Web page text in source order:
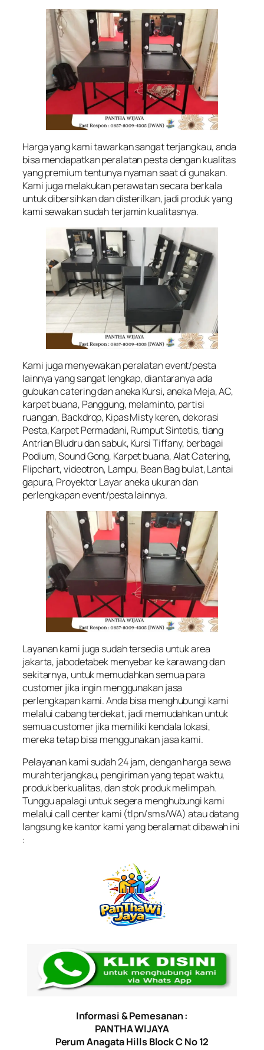
Harga yang kami tawarkan sangat terjangkau, anda
bisa mendapatkan peralatan pesta dengan kualitas
yang premium tentunya nyaman saat di gunakan.
Kami juga melakukan perawatan secara berkala
untuk dibersihkan dan disterilkan, jadi produk yang
kami sewakan sudah terjamin kualitasnya.
Kami juga menyewakan peralatan event/pesta
lainnya yang sangat lengkap, diantaranya ada
gubukan catering dan aneka Kursi, aneka Meja, AC,
karpet buana, Panggung, melaminto, partisi
ruangan, Backdrop, Kipas Misty keren, dekorasi
Pesta, Karpet Permadani, Rumput Sintetis, tiang
Antrian Bludru dan sabuk, Kursi Tiffany, berbagai
Podium, Sound Gong, Karpet buana, Alat Catering,
Flipchart, videotron, Lampu, Bean Bag bulat, Lantai
gapura, Proyektor Layar aneka ukuran dan
perlengkapan event/pesta lainnya.
Layanan kami juga sudah tersedia untuk area
jakarta, jabodetabek menyebar ke karawang dan
sekitarnya, untuk memudahkan semua para
customer jika ingin menggunakan jasa
perlengkapan kami. Anda bisa menghubungi kami
melalui cabang terdekat, jadi memudahkan untuk
semua customer jika memiliki kendala lokasi,
mereka tetap bisa menggunakan jasa kami.
Pelayanan kami sudah 24 jam, dengan harga sewa
murah terjangkau, pengiriman yang tepat waktu,
produk berkualitas, dan stok produk melimpah.
Tunggu apalagi untuk segera menghubungi kami
melalui call center kami (tlpn/sms/WA) atau datang
langsung ke kantor kami yang beralamat dibawah ini
:
Informasi & Pemesanan :
PANTHA WIJAYA
Perum Anagata Hills Block C No 12